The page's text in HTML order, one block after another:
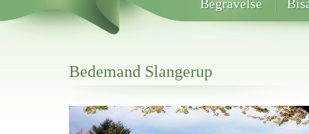
Begravelse
Bedemand Slangerup
Her hos os får du altid en god afslutning når det gælder
Bedemand Slangerup